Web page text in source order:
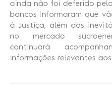
ainda não foi deferido
bancos informaram que
à Justiça, além dos
no mercado
continuará
informações relevantes